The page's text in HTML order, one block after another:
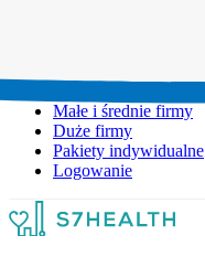
Małe i średnie firmy
Duże firmy
Pakiety indywidualne
Logowanie